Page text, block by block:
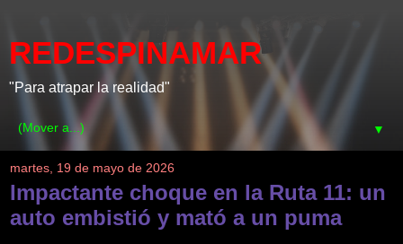
REDESPINAMAR
"Para atrapar la realidad"
▼
martes, 19 de mayo de 2026
Impactante choque en la Ruta 11: un
auto embistió y mató a un puma